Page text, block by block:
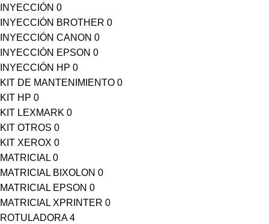
INYECCIÓN 0
INYECCIÓN BROTHER 0
INYECCIÓN CANON 0
INYECCIÓN EPSON 0
INYECCIÓN HP 0
KIT DE MANTENIMIENTO 0
KIT HP 0
KIT LEXMARK 0
KIT OTROS 0
KIT XEROX 0
MATRICIAL 0
MATRICIAL BIXOLON 0
MATRICIAL EPSON 0
MATRICIAL XPRINTER 0
ROTULADORA 4